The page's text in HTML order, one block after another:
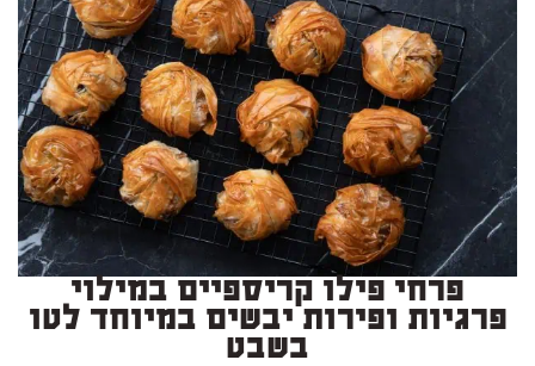
פרחי פילו קריספיים במילוי
פרגיות ופירות יבשים במיוחד לטו
בשבט